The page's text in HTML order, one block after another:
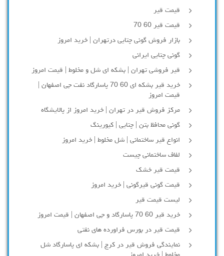
قیمت قیر
قیمت قیر 60 70
بازار فروش گونی چتایی درتهران | خرید امروز
گونی چتایی ایرانی
قیر فروشی تهران | بشکه ای شل و مخلوط | قیمت امروز
خرید قیر بشکه ای 60 70 پاسارگاد نفت جی اصفهان |
قیمت امروز
مرکز فروش قیر در تهران | خرید امروز از پالایشگاه
گونی محافظ بتن | چتایی | کیورینگ
انواع قیر ساختمانی | شل مخلوط | خرید امروز
لفاف ساختمانی چیست
قیمت قیر خشک
قیمت گونی قیرگونی | خرید امروز
لیست قیمت قیر
خرید قیر 60 70 پاسارگاد و جی اصفهان | قیمت امروز
قیمت قیر در بورس فراورده های نفتی
نمایندگی فروش قیر در کرج | بشکه ای پاسارگاد شل